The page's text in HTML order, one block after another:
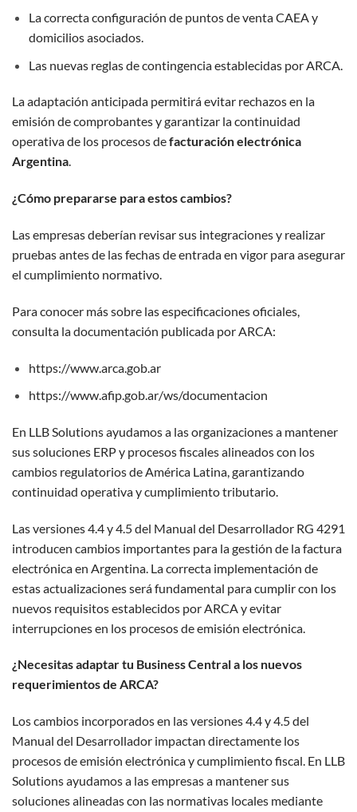
La correcta configuración de puntos de venta CAEA y
domicilios asociados.
Las nuevas reglas de contingencia establecidas por ARCA.
La adaptación anticipada permitirá evitar rechazos en la
emisión de comprobantes y garantizar la continuidad
operativa de los procesos defacturación electrónica
Argentina.
¿Cómo prepararse para estos cambios?
Las empresas deberían revisar sus integraciones y realizar
pruebas antes de las fechas de entrada en vigor para asegurar
el cumplimiento normativo.
Para conocer más sobre las especificaciones oficiales,
consulta la documentación publicada por ARCA:
https://www.arca.gob.ar
https://www.afip.gob.ar/ws/documentacion
En LLB Solutions ayudamos a las organizaciones a mantener
sus soluciones ERP y procesos fiscales alineados con los
cambios regulatorios de América Latina, garantizando
continuidad operativa y cumplimiento tributario.
Las versiones 4.4 y 4.5 del Manual del Desarrollador RG 4291
introducen cambios importantes para la gestión de la factura
electrónica en Argentina. La correcta implementación de
estas actualizaciones será fundamental para cumplir con los
nuevos requisitos establecidos por ARCA y evitar
interrupciones en los procesos de emisión electrónica.
¿Necesitas adaptar tu Business Central a los nuevos
requerimientos de ARCA?
Los cambios incorporados en las versiones 4.4 y 4.5 del
Manual del Desarrollador impactan directamente los
procesos de emisión electrónica y cumplimiento fiscal. En LLB
Solutions ayudamos a las empresas a mantener sus
soluciones alineadas con las normativas locales mediante